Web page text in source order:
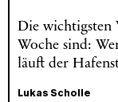
Die wichtigsten
Woche sind:
läuft der
Lukas Scholle